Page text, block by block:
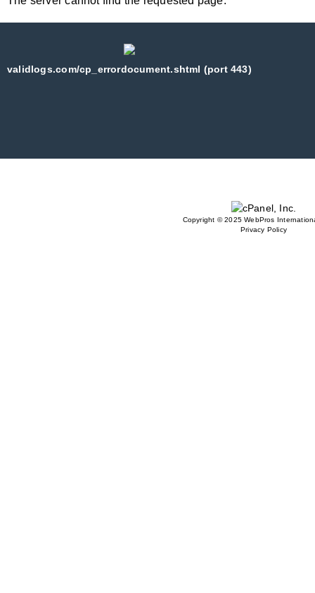
validlogs.com/cp_errordocument.shtml (port 443)
Copyright © 2025 WebPros
Privacy Policy